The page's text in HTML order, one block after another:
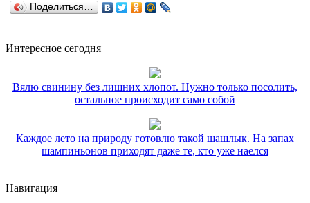
Поделиться…
Интересное сегодня
Вялю свинину без лишних хлопот. Нужно только посолить,
остальное происходит само собой
Каждое лето на природу готовлю такой шашлык. На запах
шампиньонов приходят даже те, кто уже наелся
Навигация